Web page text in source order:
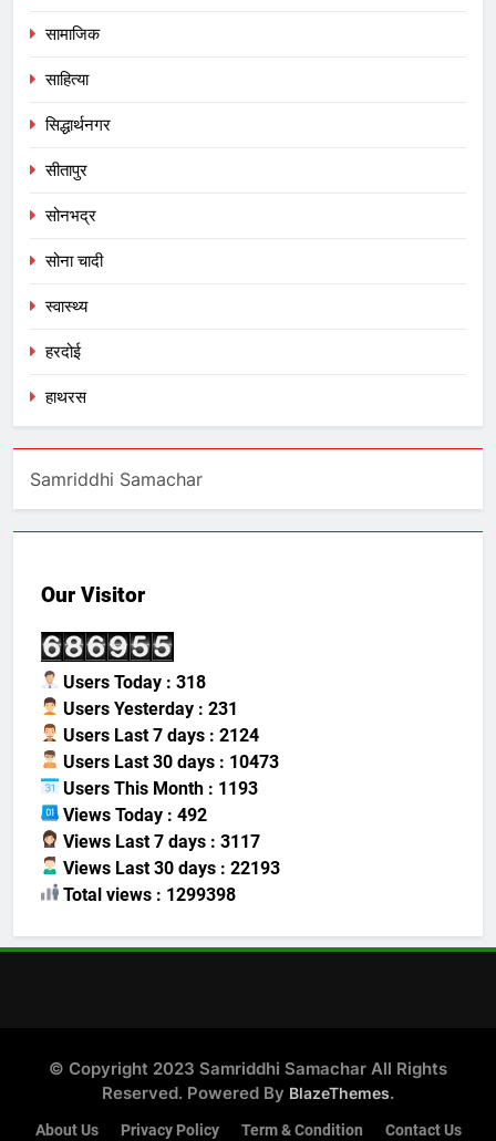
सामाजिक
साहित्या
सिद्धार्थनगर
सीतापुर
सोनभद्र
सोना चादी
स्वास्थ्य
हरदोई
हाथरस
Samriddhi Samachar
Our Visitor
Users Today : 318
Users Yesterday : 231
Users Last 7 days : 2124
Users Last 30 days : 10473
Users This Month : 1193
Views Today : 492
Views Last 7 days : 3117
Views Last 30 days : 22193
Total views : 1299398
© Copyright 2023 Samriddhi Samachar All Rights
Reserved. Powered By BlazeThemes.
About Us Privacy Policy Term & Condition Contact Us